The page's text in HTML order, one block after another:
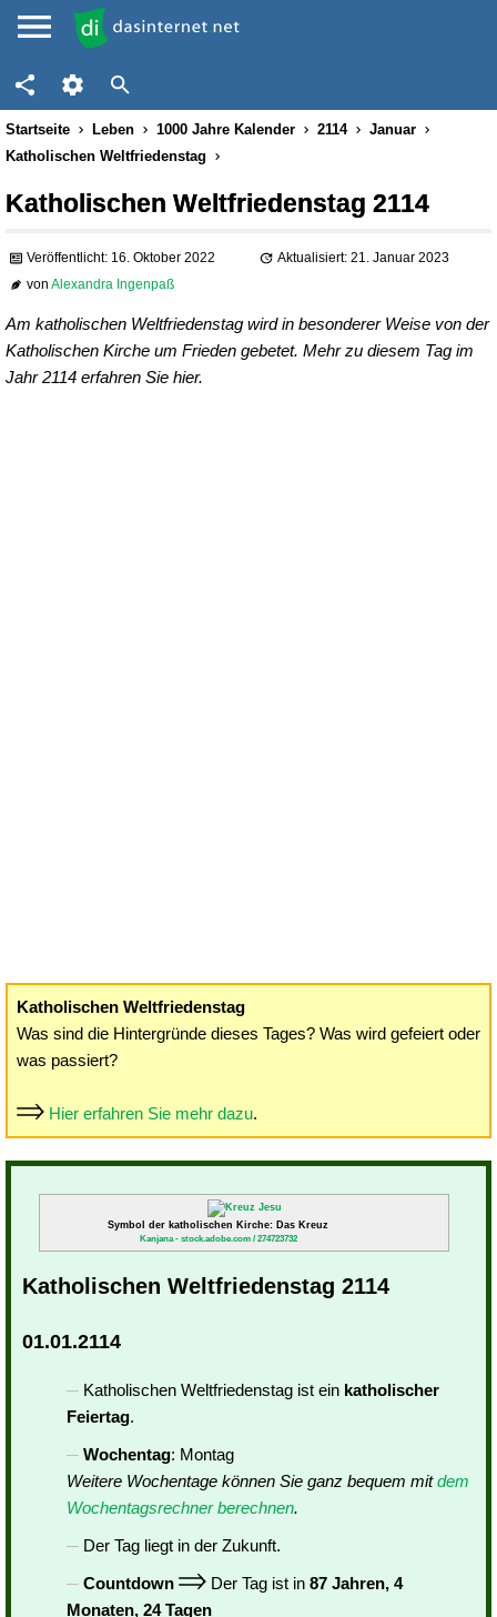
Startseite Leben 1000 Jahre Kalender 2114
Januar
Katholischen Weltfriedenstag
Katholischen Weltfriedenstag 2114
Veröffentlicht: 16. Oktober 2022
Aktualisiert: 21. Januar 2023
vonAlexandra Ingenpaß
Am katholischen Weltfriedenstag wird in besonderer Weise von der
Katholischen Kirche um Frieden gebetet. Mehr zu diesem Tag im
Jahr 2114 erfahren Sie hier.
Katholischen Weltfriedenstag
Was sind die Hintergründe dieses Tages? Was wird gefeiert oder
was passiert?
Hier erfahren Sie mehr dazu.
Symbol der katholischen Kirche: Das Kreuz
Kanjana - stock.adobe.com / 274723732
Katholischen Weltfriedenstag 2114
01.01.2114
Katholischen Weltfriedenstag ist ein katholischer
Feiertag.
Wochentag: Montag
Weitere Wochentage können Sie ganz bequem mitdem
Wochentagsrechner berechnen.
Der Tag liegt in der Zukunft.
Countdown
Der Tag ist in 87 Jahren, 4
Monaten, 24 Tagen